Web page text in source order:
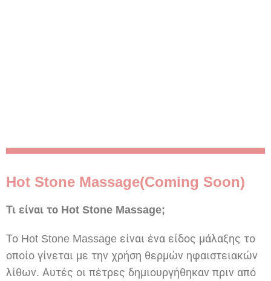
Hot Stone Massage(Coming Soon)
Τι είναι το Hot Stone Massage;
Το Hot Stone Massage είναι ένα είδος μάλαξης το
οποίο γίνεται με την χρήση θερμών ηφαιστειακών
λίθων. Αυτές οι πέτρες δημιουργήθηκαν πριν από